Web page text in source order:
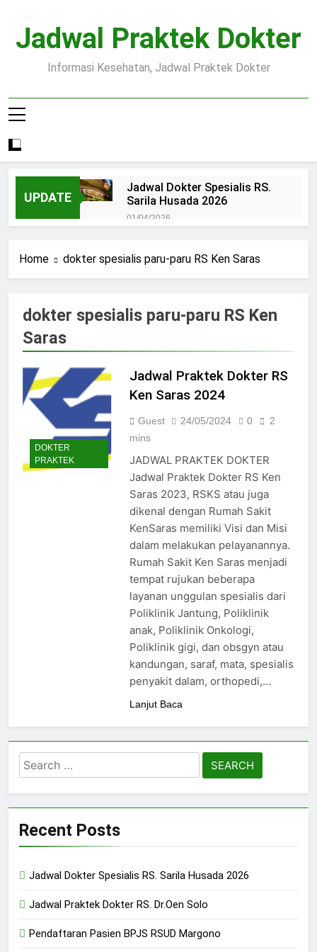
content
Jadwal Praktek Dokter
Informasi Kesehatan, Jadwal Praktek Dokter
UPDATE
Jadwal Dokter Spesialis RS.
Sarila Husada 2026
01/04/2026
15/07/2025
Pendaftaran Pasien BPJS
15/07/2025
Jadwal Dokter RS PKU Solo:
Jadwal Praktek Dokter RS
Maguan Husada Wonogiri
Daftar online rs sarila
husada sragen
Jadwal Dokter RS. Puri Asih
Salatiga 2025
15/07/2025
Jadwal Dokter RS Mulia
Hati Wonogiri
15/07/2025
Pendaftaran Pasien BPJS
RSUD Bung Karno
24/05/2024
Pendaftaran Pasien BPJS
RSUD Banyumas
24/05/2024
Home dokter spesialis paru-paru RS Ken Saras
dokter spesialis paru-paru RS Ken
Saras
DOKTER
PRAKTEK
Jadwal Praktek Dokter RS
Ken Saras 2024
Guest 24/05/2024 0
2
mins
JADWAL PRAKTEK DOKTER
Jadwal Praktek Dokter RS Ken
Saras 2023, RSKS atau juga
dikenal dengan Rumah Sakit
KenSaras memiliki Visi dan Misi
dalam melakukan pelayanannya.
Rumah Sakit Ken Saras menjadi
tempat rujukan beberapa
layanan unggulan spesialis dari
Poliklinik Jantung, Poliklinik
anak, Poliklinik Onkologi,
Poliklinik gigi, dan obsgyn atau
kandungan, saraf, mata, spesialis
penyakit dalam, orthopedi,…
Lanjut Baca
Search
for:
Recent Posts
Jadwal Dokter Spesialis RS. Sarila Husada 2026
Jadwal Praktek Dokter RS. Dr.Oen Solo
Pendaftaran Pasien BPJS RSUD Margono